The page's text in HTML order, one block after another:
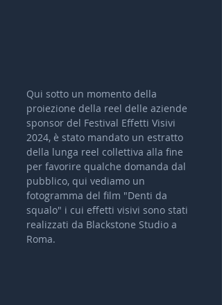
Qui sotto un momento della
proiezione della reel delle aziende
sponsor del Festival Effetti Visivi
2024, è stato mandato un estratto
della lunga reel collettiva alla fine
per favorire qualche domanda dal
pubblico, qui vediamo un
fotogramma del film "Denti da
squalo" i cui effetti visivi sono stati
realizzati da Blackstone Studio a
Roma.